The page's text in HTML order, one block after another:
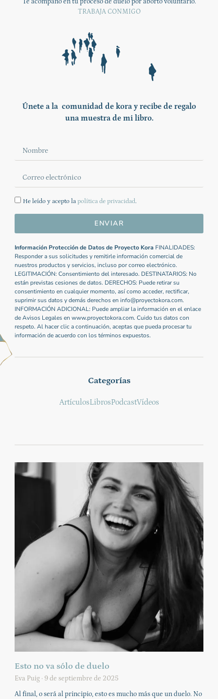
TRABAJA CONMIGO
Únete a la comunidad de kora y recibe de regalo
una muestra de mi libro.
He leído y acepto la política de privacidad.
ENVIAR
Información Protección de Datos de Proyecto Kora FINALIDADES:
Responder a sus solicitudes y remitirle información comercial de
nuestros productos y servicios, incluso por correo electrónico.
LEGITIMACIÓN: Consentimiento del interesado. DESTINATARIOS: No
están previstas cesiones de datos. DERECHOS: Puede retirar su
consentimiento en cualquier momento, así como acceder, rectificar,
suprimir sus datos y demás derechos en info@proyectokora.com.
INFORMACIÓN ADICIONAL: Puede ampliar la información en el enlace
de Avisos Legales en www.proyectokora.com. Cuido tus datos con
respeto. Al hacer clic a continuación, aceptas que pueda procesar tu
información de acuerdo con los términos expuestos.
Categorías
ArtículosLibrosPodcastVídeos
Esto no va sólo de duelo
Eva Puig
9 de septiembre de 2025
Al final, o será al principio, esto es mucho más que un duelo. No